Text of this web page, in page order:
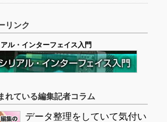
リンク
ル・インターフェイス入門
れている編集記者コラム
データ整理をしていて気付い